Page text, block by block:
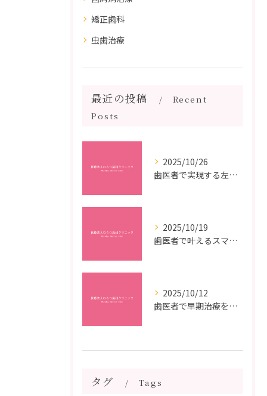
矯正歯科
虫歯治療
最近の投稿
Recent
Posts
2025/10/26
歯医者で実現する左右対称治療のポイントと矯正治療選びの疑問解決ガイド
2025/10/19
歯医者で叶えるスマイルメイクオーバーなら福岡県福岡市博多区博多駅前の最新矯正治療解説
2025/10/12
歯医者で早期治療を受けるメリットと虫歯悪化を防ぐ最短ステップ
タグ Tags